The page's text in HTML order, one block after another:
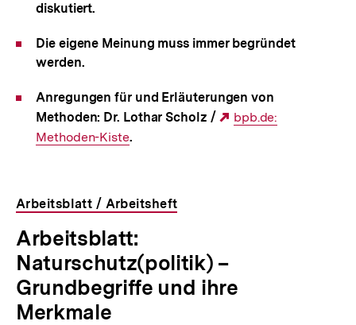
diskutiert.
Die eigene Meinung muss immer begründet
werden.
Anregungen für und Erläuterungen von
Methoden: Dr. Lothar Scholz /
Externer
bpb.de:
Methoden-Kiste.
Arbeitsblatt / Arbeitsheft
Arbeitsblatt:
Naturschutz(politik) –
Grundbegriffe und ihre
Merkmale